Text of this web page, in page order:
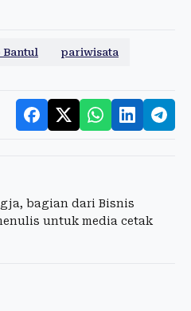
Bantul pariwisata
bagian dari Bisnis
untuk media cetak